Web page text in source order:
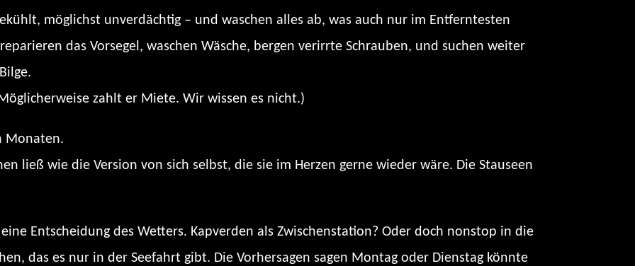
möglichst unverdächtig – und waschen alles ab, was auch nur im Entferntesten
das Vorsegel, waschen Wäsche, bergen verirrte Schrauben, und suchen weiter
zahlt er Miete. Wir wissen es nicht.)
Monaten.
ließ wie die Version von sich selbst, die sie im Herzen gerne wieder wäre. Die Stauseen
Entscheidung des Wetters. Kapverden als Zwischenstation? Oder doch nonstop in die
das es nur in der Seefahrt gibt. Die Vorhersagen sagen Montag oder Dienstag könnte